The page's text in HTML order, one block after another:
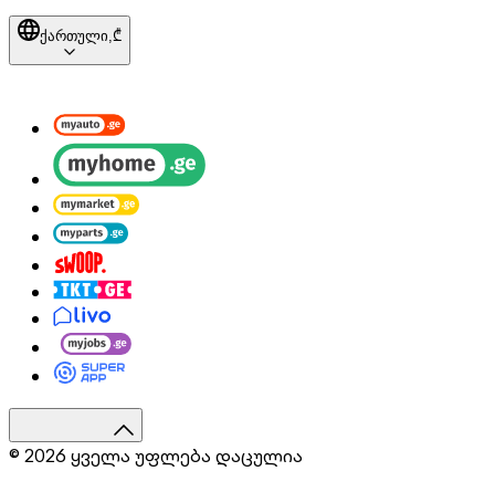
ქართული,₾
© 2026 ყველა უფლება დაცულია